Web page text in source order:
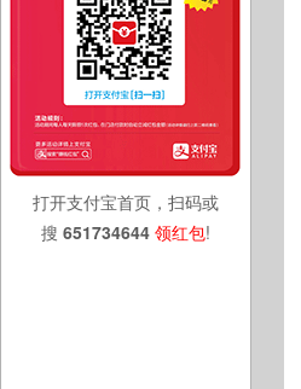
打开支付宝首页，扫码或
搜 651734644 领红包!